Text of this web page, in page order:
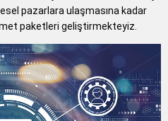
pazarlara ulaşmasına kadar
paketleri geliştirmekteyiz.